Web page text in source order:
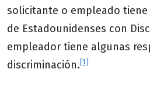
solicitante o empleado tiene
de Estadounidenses con
empleador tiene algunas
discriminación.[1]